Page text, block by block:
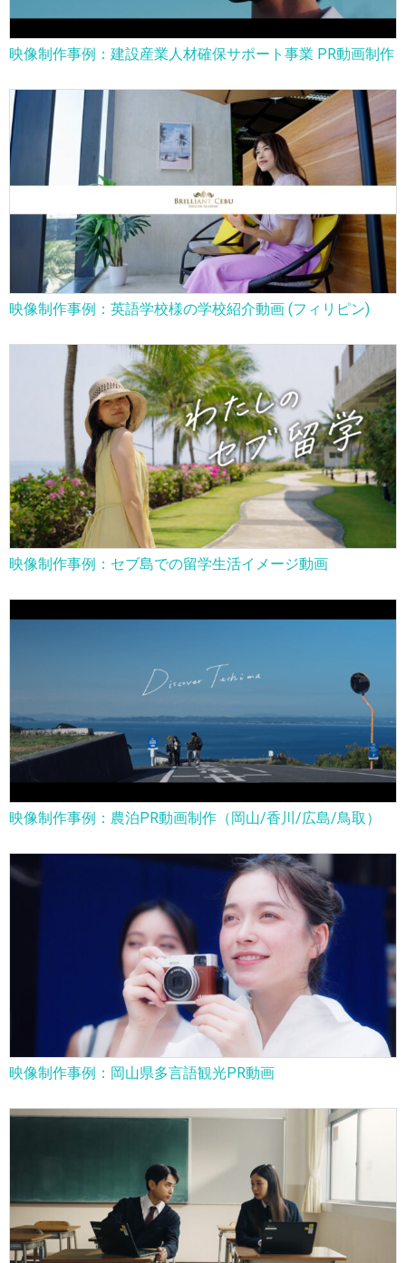
映像制作事例：建設産業人材確保サポート事業 PR動画制作
映像制作事例：英語学校様の学校紹介動画 (フィリピン)
映像制作事例：セブ島での留学生活イメージ動画
映像制作事例：農泊PR動画制作（岡山/香川/広島/鳥取）
映像制作事例：岡山県多言語観光PR動画